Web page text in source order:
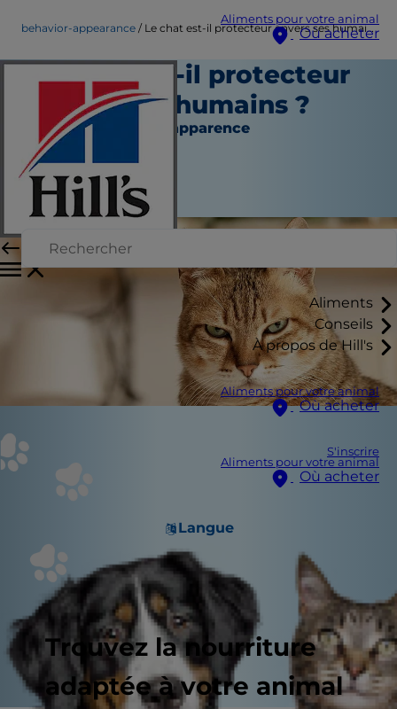
Aliments pour votre animal
Où acheter
Aliments
Conseils
À propos de Hill's
Aliments pour votre animal
Où acheter
S'inscrire
Aliments pour votre animal
Où acheter
Langue
Trouvez la nourriture
adaptée à votre animal
behavior-appearance Le chat est-il protecteur envers ses humains&nbsp;?
Le chat est-il protecteur
envers ses humains ?
Comportement et apparence
Christine O'Brien
|
Mai 06, 2020